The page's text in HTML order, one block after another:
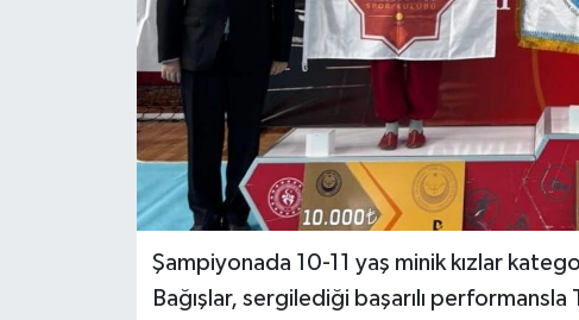
Şampiyonada 10-11 yaş minik kızlar
Bağışlar, sergilediği başarılı
RÖPORTAJ
VİDEO HABERLER
YAZARLAR
RESMİ İLAN
MAGAZİN